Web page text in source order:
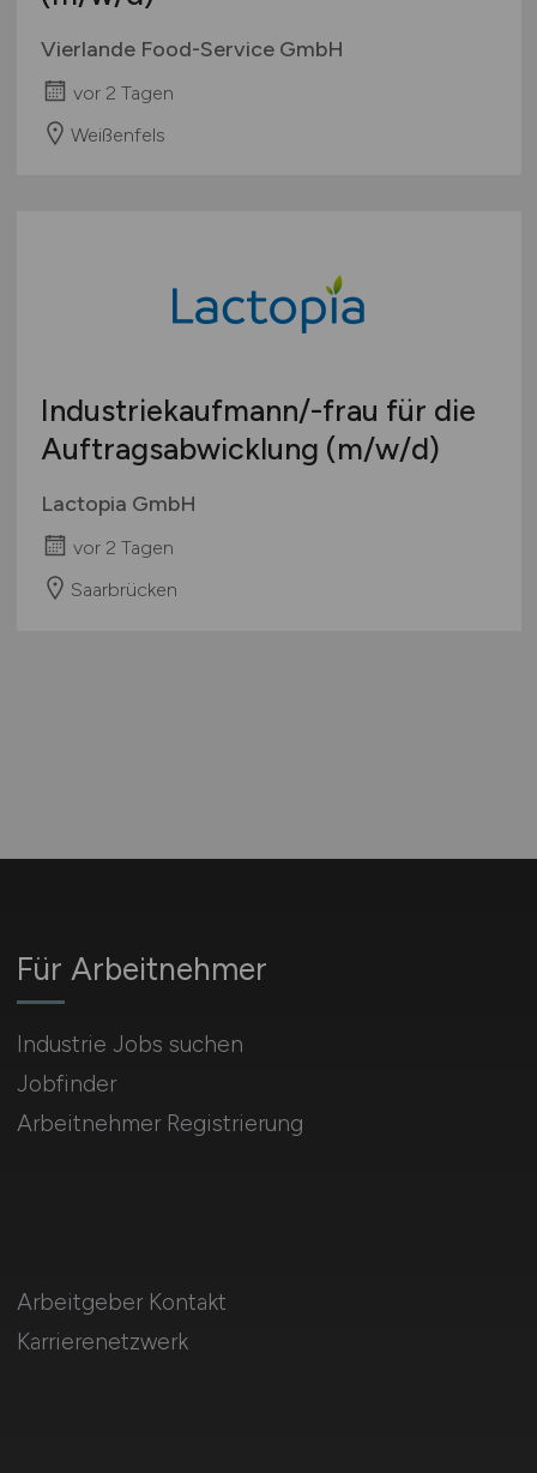
Vierlande Food-Service GmbH
vor 2 Tagen
Weißenfels
Industriekaufmann/-frau für die
Auftragsabwicklung (m/w/d)
Lactopia GmbH
vor 2 Tagen
Saarbrücken
Für Arbeitnehmer
Industrie Jobs suchen
Jobfinder
Arbeitnehmer Registrierung
Arbeitgeber Kontakt
Karrierenetzwerk